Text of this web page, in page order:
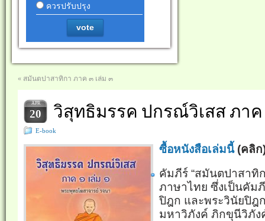
ควรปรับปรุง
vote
« สมันตปาสาทิกา ภาค ๓ เล่ม ๓
APR
20 วิสุทธิมรรค ปกรณ์วิเสส ภาค
E-book
ซื้อหนังสือเล่มนี้(คลิก
คัมภีร์ “สมันตปาสาทิ
ภาษาไทย ซึ่งเป็นคัม
ปิฎก และพระวินัยปิฎ
มหาวิภังค์ ภิกขุนีวิภัง